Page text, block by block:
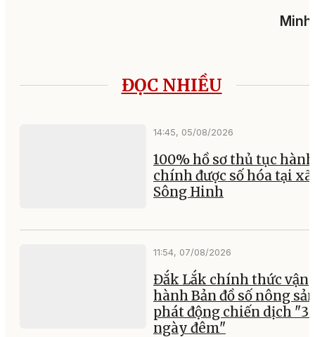
ĐỌC NHIỀU
14:45, 05/08/2026
100% hồ sơ thủ tục hành
chính được số hóa tại xã
Sông Hinh
11:54, 07/08/2026
Đắk Lắk chính thức vận
hành Bản đồ số nông
phát động chiến dịch
ngày đêm"